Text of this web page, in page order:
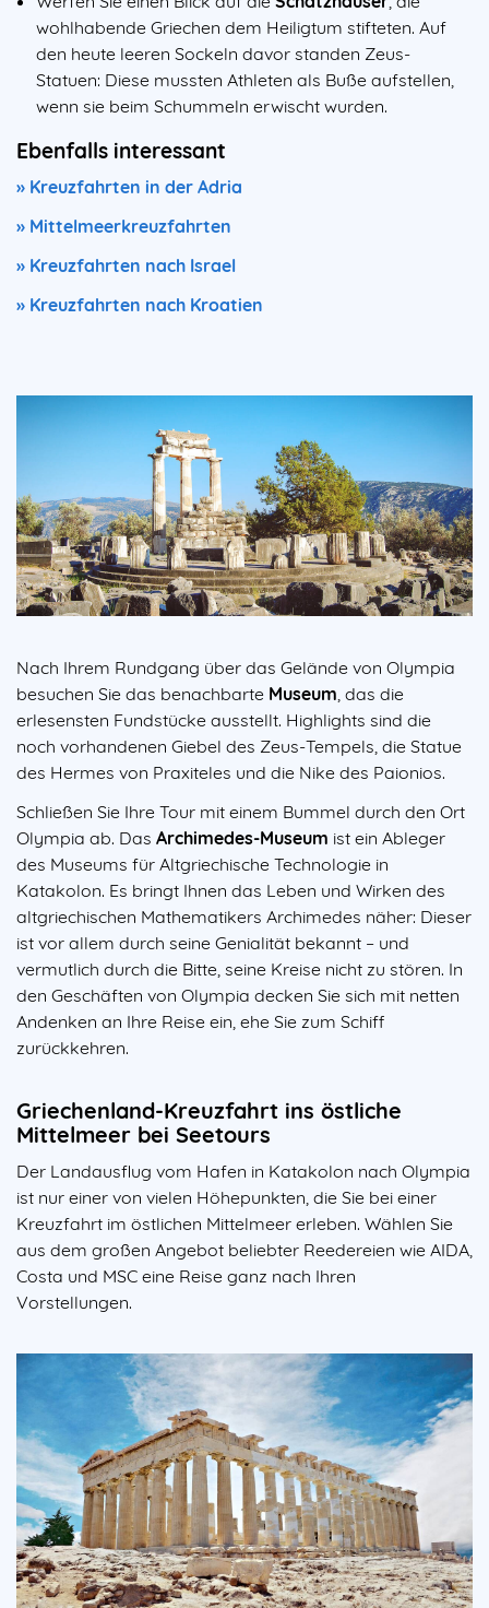
wohlhabende Griechen dem Heiligtum stifteten. Auf
den heute leeren Sockeln davor standen Zeus-
Statuen: Diese mussten Athleten als Buße aufstellen,
wenn sie beim Schummeln erwischt wurden.
Ebenfalls interessant
» Kreuzfahrten in der Adria
» Mittelmeerkreuzfahrten
» Kreuzfahrten nach Israel
» Kreuzfahrten nach Kroatien
Nach Ihrem Rundgang über das Gelände von Olympia
besuchen Sie das benachbarte Museum, das die
erlesensten Fundstücke ausstellt. Highlights sind die
noch vorhandenen Giebel des Zeus-Tempels, die Statue
des Hermes von Praxiteles und die Nike des Paionios.
Schließen Sie Ihre Tour mit einem Bummel durch den Ort
Olympia ab. Das Archimedes-Museum ist ein Ableger
des Museums für Altgriechische Technologie in
Katakolon. Es bringt Ihnen das Leben und Wirken des
altgriechischen Mathematikers Archimedes näher: Dieser
ist vor allem durch seine Genialität bekannt – und
vermutlich durch die Bitte, seine Kreise nicht zu stören. In
den Geschäften von Olympia decken Sie sich mit netten
Andenken an Ihre Reise ein, ehe Sie zum Schiff
zurückkehren.
Griechenland-Kreuzfahrt ins östliche
Mittelmeer bei Seetours
Der Landausflug vom Hafen in Katakolon nach Olympia
ist nur einer von vielen Höhepunkten, die Sie bei einer
Kreuzfahrt im östlichen Mittelmeer erleben. Wählen Sie
aus dem großen Angebot beliebter Reedereien wie AIDA,
Costa und MSC eine Reise ganz nach Ihren
Vorstellungen.